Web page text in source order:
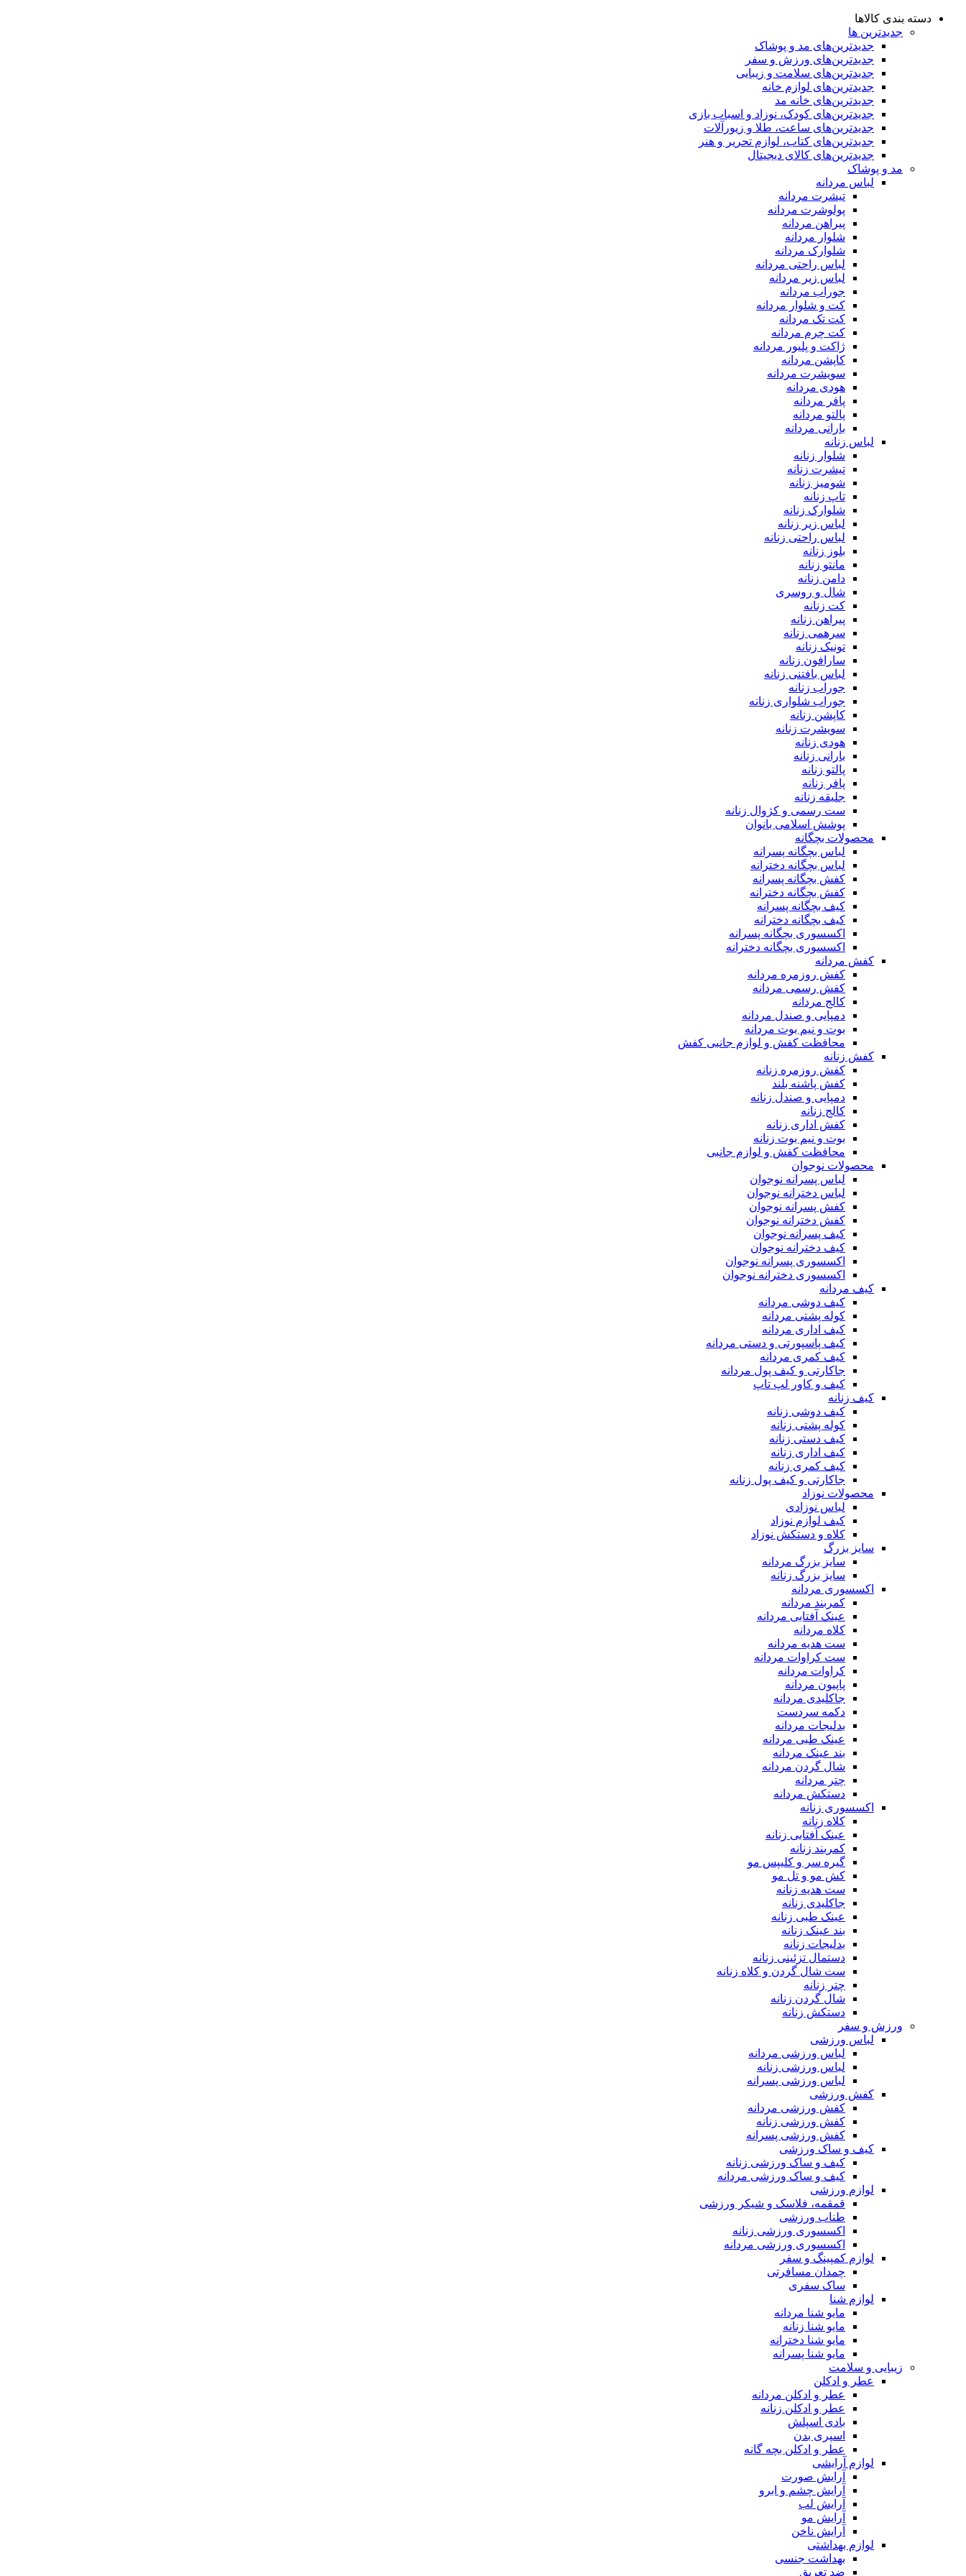
دسته بندی کالاها
جدیدترین ها
جدید‌ترین‌های مد و پوشاک
جدید‌ترین‌های ورزش و سفر
جدید‌ترین‌های سلامت و زیبایی
جدید‌ترین‌های لوازم خانه
جدیدترین‌های خانه مد
جدید‌ترین‌های کودک، نوزاد و اسباب بازی
جدید‌ترین‌های ساعت، طلا و زیورآلات
جدید‌ترین‌های کتاب، لوازم تحریر و هنر
جدید‌ترین‌های کالای دیجیتال
مد و پوشاک
لباس مردانه
تیشرت مردانه
پولوشرت مردانه
پیراهن مردانه
شلوار مردانه
شلوارک مردانه
لباس راحتی مردانه
لباس زیر مردانه
جوراب مردانه
کت و شلوار مردانه
کت تک مردانه
کت چرم مردانه
ژاکت و پلیور مردانه
کاپشن مردانه
سویشرت مردانه
هودی مردانه
پافر مردانه
پالتو مردانه
بارانی مردانه
لباس زنانه
شلوار زنانه
تیشرت زنانه
شومیز زنانه
تاپ زنانه
شلوارک زنانه
لباس زیر زنانه
لباس راحتی زنانه
بلوز زنانه
مانتو زنانه
دامن زنانه
شال و روسری
کت زنانه
پیراهن زنانه
سرهمی زنانه
تونیک زنانه
سارافون زنانه
لباس بافتنی زنانه
جوراب زنانه
جوراب شلواری زنانه
کاپشن زنانه
سویشرت زنانه
هودی زنانه
بارانی زنانه
پالتو زنانه
پافر زنانه
جلیقه زنانه
ست رسمی و کژوال زنانه
پوشش اسلامی بانوان
محصولات بچگانه
لباس بچگانه پسرانه
لباس بچگانه دخترانه
کفش بچگانه پسرانه
کفش بچگانه دخترانه
کیف بچگانه پسرانه
کیف بچگانه دخترانه
اکسسوری بچگانه پسرانه
اکسسوری بچگانه دخترانه
کفش مردانه
کفش روزمره مردانه
کفش رسمی مردانه
کالج مردانه
دمپایی و صندل مردانه
بوت و نیم بوت مردانه
محافظت کفش و لوازم جانبی کفش
کفش زنانه
کفش روزمره زنانه
کفش پاشنه بلند
دمپایی و صندل زنانه
کالج زنانه
کفش اداری زنانه
بوت و نیم بوت زنانه
محافظت کفش و لوازم جانبی
محصولات نوجوان
لباس پسرانه نوجوان
لباس دخترانه نوجوان
کفش پسرانه نوجوان
کفش دخترانه نوجوان
کیف پسرانه نوجوان
کیف دخترانه نوجوان
اکسسوری پسرانه نوجوان
اکسسوری دخترانه نوجوان
کیف مردانه
کیف دوشی مردانه
کوله پشتی مردانه
کیف اداری مردانه
کیف پاسپورتی و دستی مردانه
کیف کمری مردانه
جاکارتی و کیف پول مردانه
کیف و کاور لپ تاپ
کیف زنانه
کیف دوشی زنانه
کوله پشتی زنانه
کیف دستی زنانه
کیف اداری زنانه
کیف کمری زنانه
جاکارتی و کیف پول زنانه
محصولات نوزاد
لباس نوزادی
کیف لوازم نوزاد
کلاه و دستکش نوزاد
سایز بزرگ
سایز بزرگ مردانه
سایز بزرگ زنانه
اکسسوری مردانه
کمربند مردانه
عینک آفتابی مردانه
کلاه مردانه
ست هدیه مردانه
ست کراوات مردانه
کراوات مردانه
پاپیون مردانه
جاکلیدی مردانه
دکمه سردست
بدلیجات مردانه
عینک طبی مردانه
بند عینک مردانه
شال گردن مردانه
چتر مردانه
دستکش مردانه
اکسسوری زنانه
کلاه زنانه
عینک آفتابی زنانه
کمربند زنانه
گیره سر و کلیپس مو
کش مو و تل مو
ست هدیه زنانه
جاکلیدی زنانه
عینک طبی زنانه
بند عینک زنانه
بدلیجات زنانه
دستمال تزئینی زنانه
ست شال گردن و کلاه زنانه
چتر زنانه
شال گردن زنانه
دستکش زنانه
ورزش و سفر
لباس ورزشی
لباس ورزشی مردانه
لباس ورزشی زنانه
لباس ورزشی پسرانه
کفش ورزشی
کفش ورزشی مردانه
کفش ورزشی زنانه
کفش ورزشی پسرانه
کیف و ساک ورزشی
کیف و ساک ورزشی زنانه
کیف و ساک ورزشی مردانه
لوازم ورزشی
قمقمه، فلاسک و شیکر ورزشی
طناب ورزشی
اکسسوری ورزشی زنانه
اکسسوری ورزشی مردانه
لوازم کمپینگ و سفر
چمدان مسافرتی
ساک سفری
لوازم شنا
مایو شنا مردانه
مایو شنا زنانه
مایو شنا دخترانه
مایو شنا پسرانه
زیبایی و سلامت
عطر و ادکلن
عطر و ادکلن مردانه
عطر و ادکلن زنانه
بادی اسپلش
اسپری بدن
عطر و ادکلن بچه گانه
لوازم آرایشی
آرایش صورت
آرایش چشم و ابرو
آرایش لب
آرایش مو
آرایش ناخن
لوازم بهداشتی
بهداشت جنسی
ضد تعریق